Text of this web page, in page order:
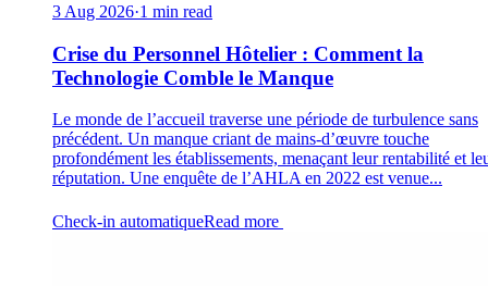
3 Aug 2026·1 min read
Crise du Personnel Hôtelier : Comment la
Technologie Comble le Manque
Le monde de l’accueil traverse une période de turbulence sans
précédent. Un manque criant de mains-d’œuvre touche
profondément les établissements, menaçant leur rentabilité et
réputation. Une enquête de l’AHLA en 2022 est venue...
Check-in automatiqueRead more